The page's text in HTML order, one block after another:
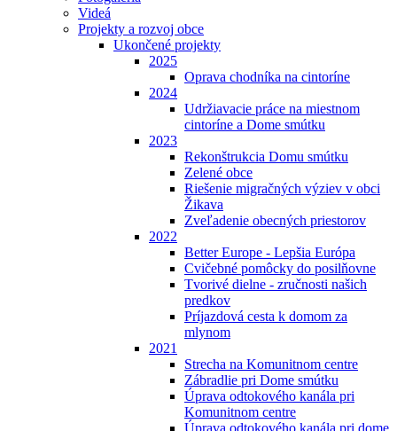
Videá
Projekty a rozvoj obce
Ukončené projekty
2025
Oprava chodníka na cintoríne
2024
Udržiavacie práce na miestnom
cintoríne a Dome smútku
2023
Rekonštrukcia Domu smútku
Zelené obce
Riešenie migračných výziev v obci
Žikava
Zveľadenie obecných priestorov
2022
Better Europe - Lepšia Európa
Cvičebné pomôcky do posilňovne
Tvorivé dielne - zručnosti našich
predkov
Príjazdová cesta k domom za
mlynom
2021
Strecha na Komunitnom centre
Zábradlie pri Dome smútku
Úprava odtokového kanála pri
Komunitnom centre
Úprava odtokového kanála pri dome